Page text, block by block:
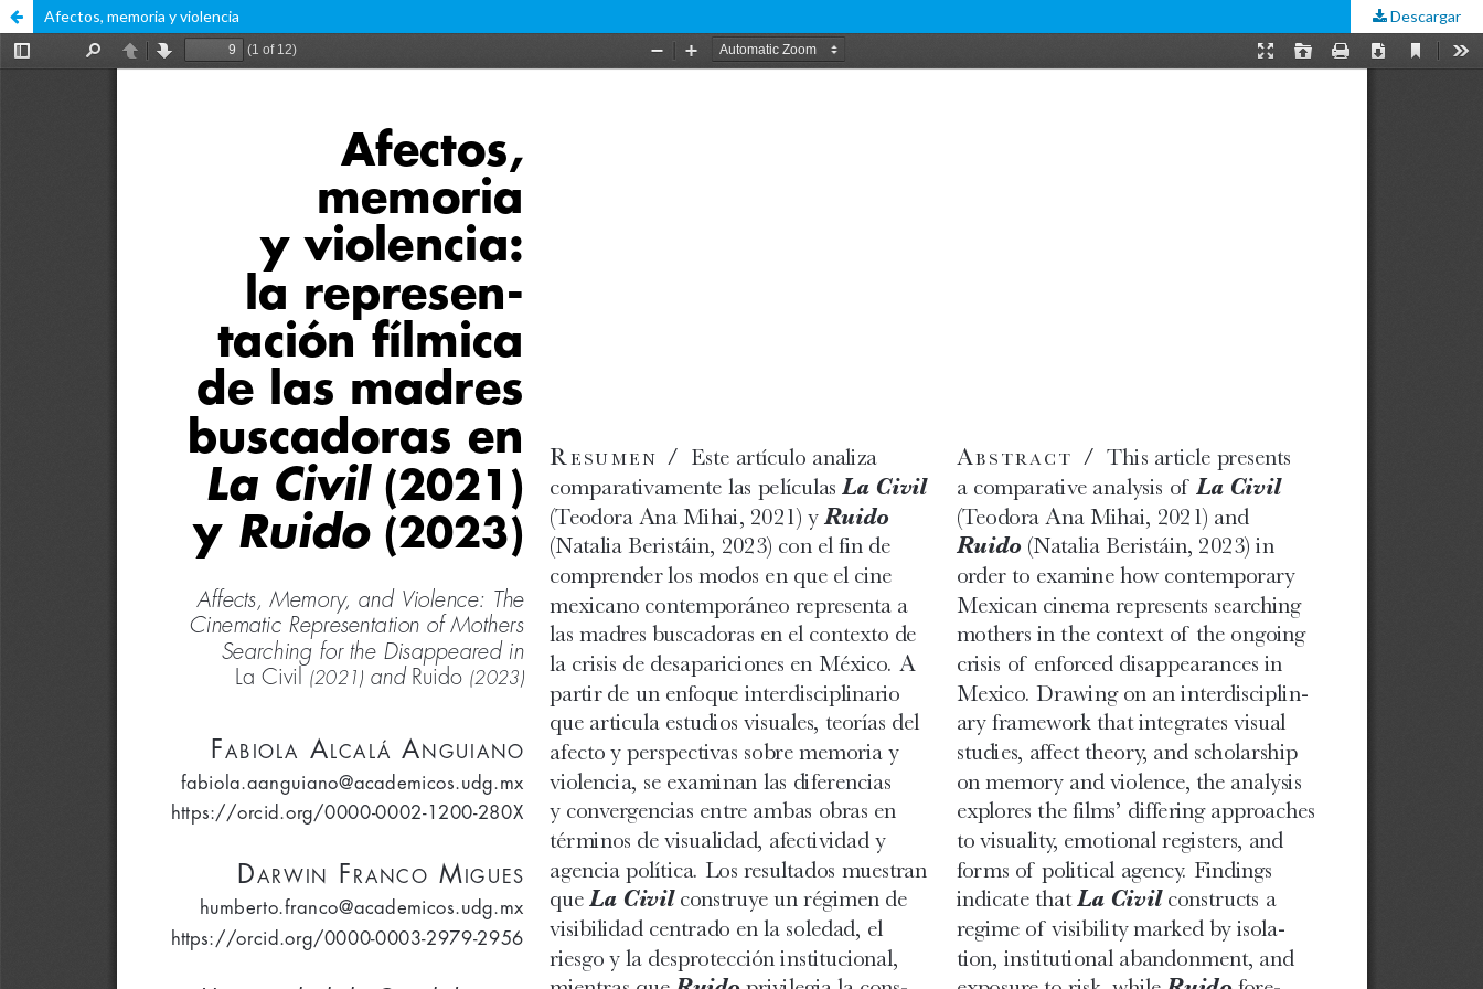
Afectos, memoria y violencia Descargar